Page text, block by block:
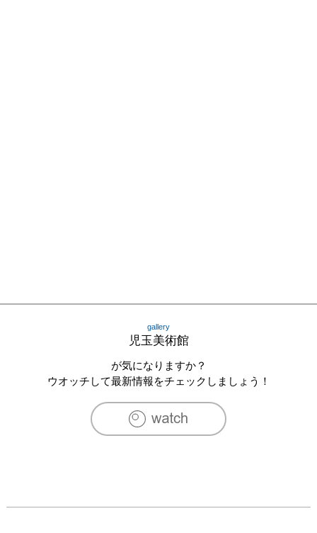
gallery
児玉美術館
が気になりますか？
ウオッチして最新情報をチェックしましょう！